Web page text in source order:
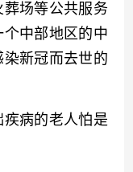
葬场等公共服务
中部地区的中
新冠而去世的
病的老人怕是